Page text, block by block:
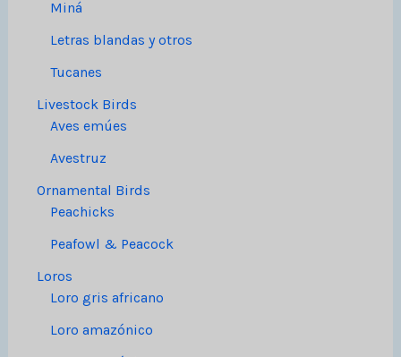
Miná
Letras blandas y otros
Tucanes
Livestock Birds
Aves emúes
Avestruz
Ornamental Birds
Peachicks
Peafowl & Peacock
Loros
Loro gris africano
Loro amazónico